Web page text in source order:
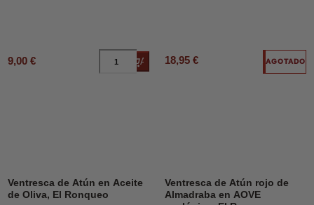
9,00 € Añadir al carrito
18,95 € AGOTADO
Ventresca de Atún en Aceite
de Oliva, El Ronqueo
Ventresca de Atún rojo de
Almadraba en AOVE